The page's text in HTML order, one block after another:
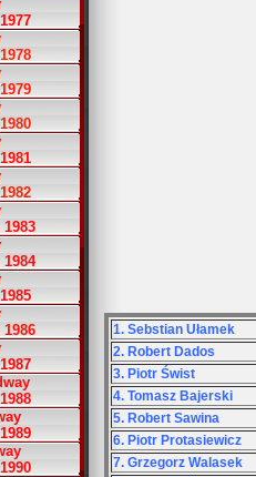
1. Sebstian Ułamek
2. Robert Dados
3. Piotr Świst
4. Tomasz Bajerski
5. Robert Sawina
6. Piotr Protasiewicz
7. Grzegorz Walasek